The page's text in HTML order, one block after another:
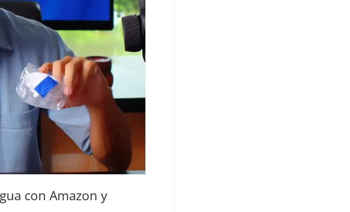
con Amazon y